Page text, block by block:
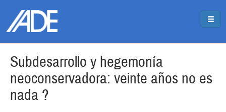
Subdesarrollo y hegemonía
neoconservadora: veinte años no es
nada ?